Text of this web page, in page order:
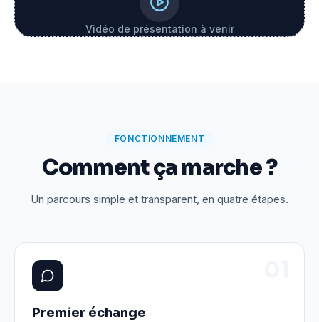
Vidéo de présentation à venir
FONCTIONNEMENT
Comment ça marche ?
Un parcours simple et transparent, en quatre étapes.
Premier échange